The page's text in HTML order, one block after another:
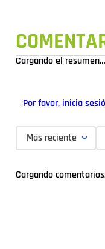
Cargando el resumen…
Por favor, inicia
Más reciente
Cargando